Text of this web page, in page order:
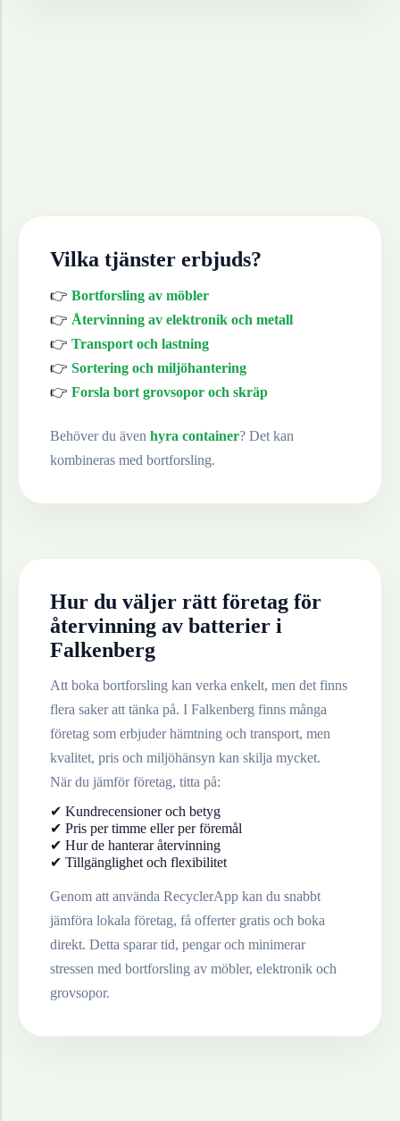
Vilka tjänster erbjuds?
👉 Bortforsling av möbler
👉 Återvinning av elektronik och metall
👉 Transport och lastning
👉 Sortering och miljöhantering
👉 Forsla bort grovsopor och skräp
Behöver du även hyra container? Det kan
kombineras med bortforsling.
Hur du väljer rätt företag för
återvinning av batterier i
Falkenberg
Att boka bortforsling kan verka enkelt, men det finns
flera saker att tänka på. I Falkenberg finns många
företag som erbjuder hämtning och transport, men
kvalitet, pris och miljöhänsyn kan skilja mycket.
När du jämför företag, titta på:
✔ Kundrecensioner och betyg
✔ Pris per timme eller per föremål
✔ Hur de hanterar återvinning
✔ Tillgänglighet och flexibilitet
Genom att använda RecyclerApp kan du snabbt
jämföra lokala företag, få offerter gratis och boka
direkt. Detta sparar tid, pengar och minimerar
stressen med bortforsling av möbler, elektronik och
grovsopor.